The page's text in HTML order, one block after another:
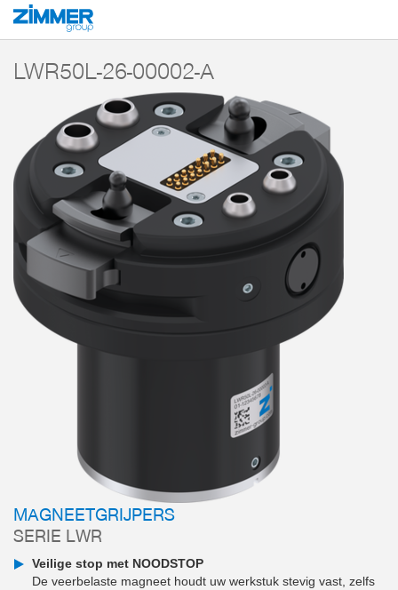
Start Producten
LWR50L-26-00002-A
MAGNEETGRIJPERS
SERIE LWR
Veilige stop met NOODSTOP
De veerbelaste magneet houdt uw werkstuk stevig vast, zelfs